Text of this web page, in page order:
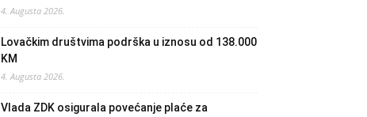
4. Augusta 2026.
Lovačkim društvima podrška u iznosu od 138.000
KM
4. Augusta 2026.
Vlada ZDK osigurala povećanje plaće za